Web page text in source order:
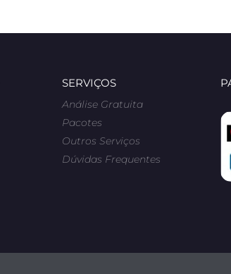
SERVIÇOS
Análise Gratuita
Pacotes
Outros Serviços
Dúvidas Frequentes